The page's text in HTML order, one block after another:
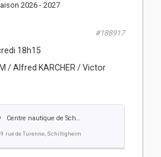
2026 - 2027
#188917
18h15
/ Alfred KARCHER / Victor
Centre nautique de Schiltigheim
9 rue de Turenne, Schiltigheim